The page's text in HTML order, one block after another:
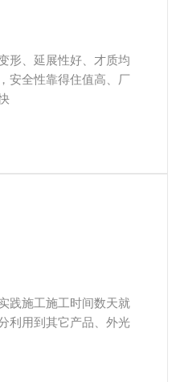
形、延展性好、才质均
安全性靠得住值高、厂
践施工施工时间数天就
利用到其它产品、外光